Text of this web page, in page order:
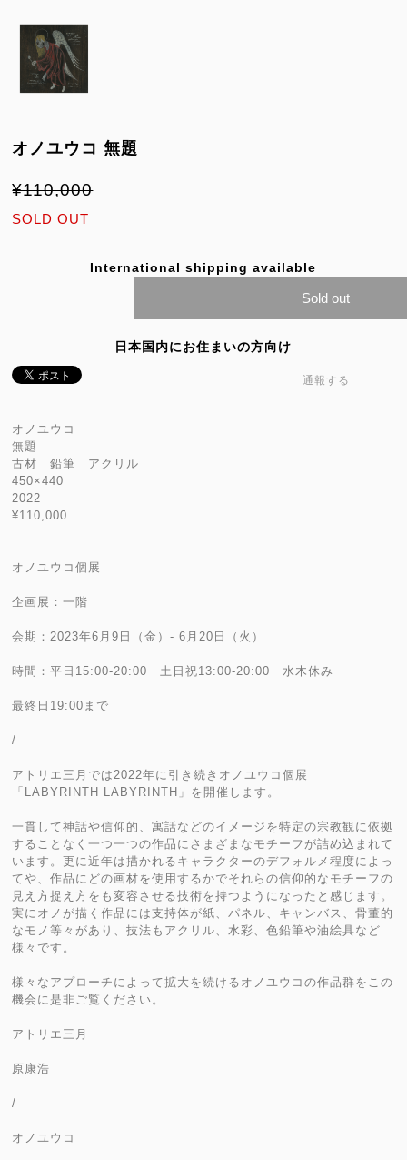
オノユウコ 無題
¥110,000
SOLD OUT
International shipping available
Sold out
日本国内にお住まいの方向け
通報する
オノユウコ
無題
古材 鉛筆 アクリル
450×440
2022
¥110,000
オノユウコ個展
企画展：一階
会期：2023年6月9日（金）- 6月20日（火）
時間：平日15:00-20:00 土日祝13:00-20:00 水木休み
最終日19:00まで
/
アトリエ三月では2022年に引き続きオノユウコ個展
「LABYRINTH LABYRINTH」を開催します。
一貫して神話や信仰的、寓話などのイメージを特定の宗教観に依拠
することなく一つ一つの作品にさまざまなモチーフが詰め込まれて
います。更に近年は描かれるキャラクターのデフォルメ程度によっ
てや、作品にどの画材を使用するかでそれらの信仰的なモチーフの
見え方捉え方をも変容させる技術を持つようになったと感じます。
実にオノが描く作品には支持体が紙、パネル、キャンバス、骨董的
なモノ等々があり、技法もアクリル、水彩、色鉛筆や油絵具など
様々です。
様々なアプローチによって拡大を続けるオノユウコの作品群をこの
機会に是非ご覧ください。
アトリエ三月
原康浩
/
オノユウコ